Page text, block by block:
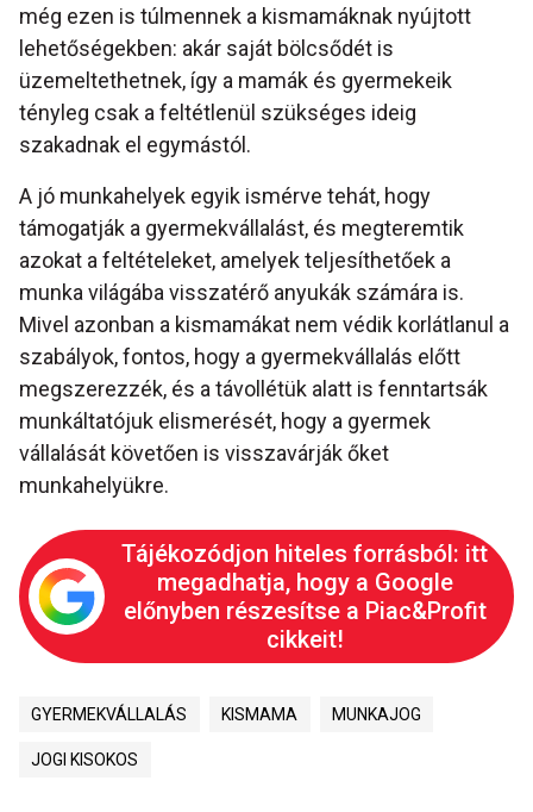
még ezen is túlmennek a kismamáknak nyújtott
lehetőségekben: akár saját bölcsődét is
üzemeltethetnek, így a mamák és gyermekeik
tényleg csak a feltétlenül szükséges ideig
szakadnak el egymástól.
A jó munkahelyek egyik ismérve tehát, hogy
támogatják a gyermekvállalást, és megteremtik
azokat a feltételeket, amelyek teljesíthetőek a
munka világába visszatérő anyukák számára is.
Mivel azonban a kismamákat nem védik korlátlanul a
szabályok, fontos, hogy a gyermekvállalás előtt
megszerezzék, és a távollétük alatt is fenntartsák
munkáltatójuk elismerését, hogy a gyermek
vállalását követően is visszavárják őket
munkahelyükre.
Tájékozódjon hiteles forrásból: itt
megadhatja, hogy a Google
előnyben részesítse a Piac&Profit
cikkeit!
GYERMEKVÁLLALÁS KISMAMA MUNKAJOG
JOGI KISOKOS